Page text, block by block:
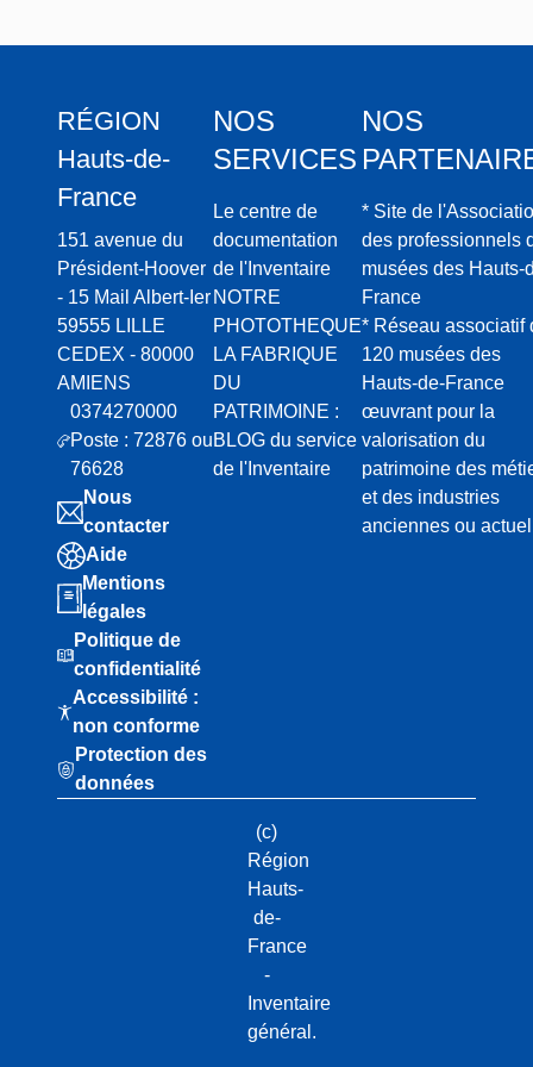
RÉGION
Hauts-de-
France
151 avenue du
Président-Hoover
- 15 Mail Albert-Ier
59555 LILLE
CEDEX - 80000
AMIENS
0374270000
Poste : 72876 ou
76628
Nous
contacter
Aide
Mentions
légales
Politique de
confidentialité
Accessibilité :
non conforme
Protection des
données
NOS
SERVICES
Le centre de
documentation
de l'Inventaire
NOTRE
PHOTOTHEQUE
LA FABRIQUE
DU
PATRIMOINE :
BLOG du service
de l'Inventaire
NOS
* Site de
des professionnels
musées des Hauts-
France
* Réseau associatif
120 musées des
Hauts-de-France
œuvrant pour la
valorisation du
patrimoine des
et des industries
anciennes ou
(c)
Région
Hauts-
de-
France
-
Inventaire
général.